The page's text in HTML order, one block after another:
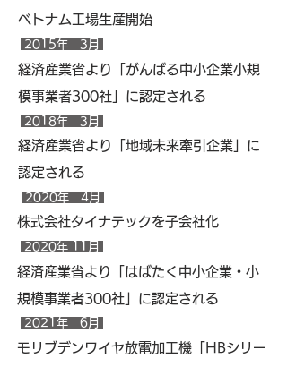
ベトナム工場生産開始
2015年 3月
経済産業省より「がんばる中小企業小規
模事業者300社」に認定される
2018年 3月
経済産業省より「地域未来牽引企業」に
認定される
2020年 4月
​株式会社タイナテックを子会社化
2020年 11月
2021年 6月
経済産業省より「はばたく中小企業・小
規模事業者300社」に認定される
モリブデンワイヤ放電加工機「HBシリー